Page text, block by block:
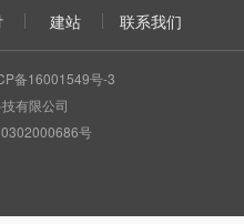
建站 联系我们
备16001549号-3
有限公司
号